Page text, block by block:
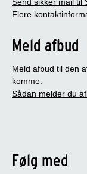
Flere
Meld afbud
Meld afbud til den
komme.
Sådan melder du
Følg med